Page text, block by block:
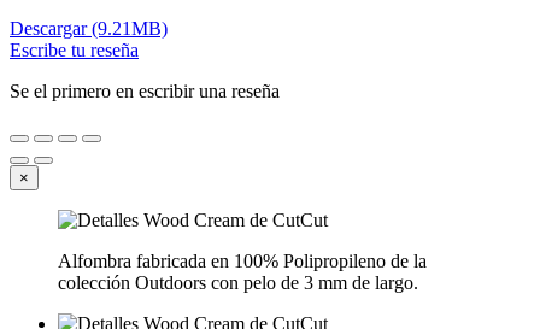
Descargar (9.21MB)
Escribe tu reseña
Se el primero en escribir una reseña
×
Alfombra fabricada en 100% Polipropileno de la
colección Outdoors con pelo de 3 mm de largo.